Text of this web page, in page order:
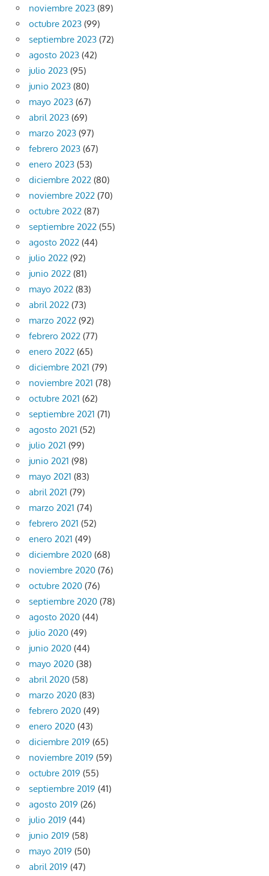
noviembre 2023 (89)
octubre 2023 (99)
septiembre 2023 (72)
agosto 2023 (42)
julio 2023 (95)
junio 2023 (80)
mayo 2023 (67)
abril 2023 (69)
marzo 2023 (97)
febrero 2023 (67)
enero 2023 (53)
diciembre 2022 (80)
noviembre 2022 (70)
octubre 2022 (87)
septiembre 2022 (55)
agosto 2022 (44)
julio 2022 (92)
junio 2022 (81)
mayo 2022 (83)
abril 2022 (73)
marzo 2022 (92)
febrero 2022 (77)
enero 2022 (65)
diciembre 2021 (79)
noviembre 2021 (78)
octubre 2021 (62)
septiembre 2021 (71)
agosto 2021 (52)
julio 2021 (99)
junio 2021 (98)
mayo 2021 (83)
abril 2021 (79)
marzo 2021 (74)
febrero 2021 (52)
enero 2021 (49)
diciembre 2020 (68)
noviembre 2020 (76)
octubre 2020 (76)
septiembre 2020 (78)
agosto 2020 (44)
julio 2020 (49)
junio 2020 (44)
mayo 2020 (38)
abril 2020 (58)
marzo 2020 (83)
febrero 2020 (49)
enero 2020 (43)
diciembre 2019 (65)
noviembre 2019 (59)
octubre 2019 (55)
septiembre 2019 (41)
agosto 2019 (26)
julio 2019 (44)
junio 2019 (58)
mayo 2019 (50)
abril 2019 (47)